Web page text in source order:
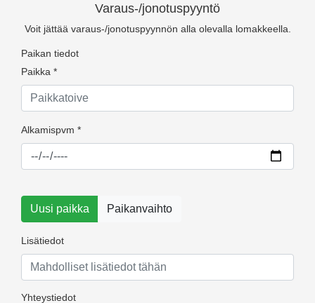
Varaus-/jonotuspyyntö
Voit jättää varaus-/jonotuspyynnön alla olevalla lomakkeella.
Paikan tiedot
Paikka *
Alkamispvm *
Uusi paikka Paikanvaihto
Lisätiedot
Yhteystiedot